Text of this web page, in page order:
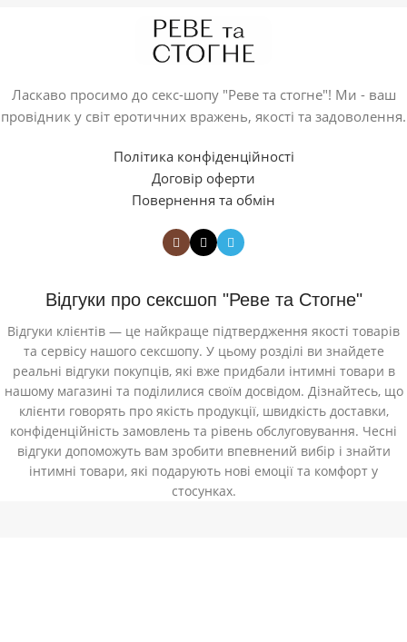
Ласкаво просимо до секс-шопу "Реве та стогне"! Ми - ваш
провідник у світ еротичних вражень, якості та задоволення.
Політика конфіденційності
Договір оферти
Повернення та обмін
Відгуки про сексшоп "Реве та Стогне"
Відгуки клієнтів — це найкраще підтвердження якості товарів
та сервісу нашого сексшопу. У цьому розділі ви знайдете
реальні відгуки покупців, які вже придбали інтимні товари в
нашому магазині та поділилися своїм досвідом. Дізнайтесь, що
клієнти говорять про якість продукції, швидкість доставки,
конфіденційність замовлень та рівень обслуговування. Чесні
відгуки допоможуть вам зробити впевнений вибір і знайти
інтимні товари, які подарують нові емоції та комфорт у
стосунках.